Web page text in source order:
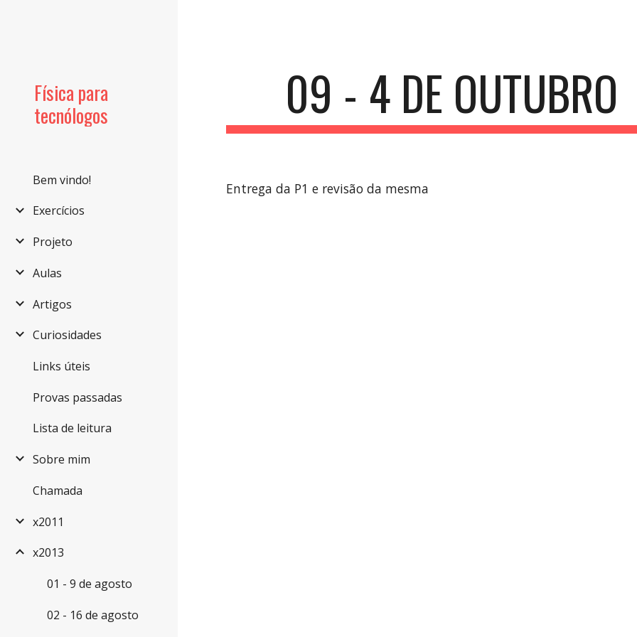
Física para
tecnólogos
Bem vindo!
Exercícios
Projeto
Aulas
Artigos
Curiosidades
Links úteis
Provas passadas
Lista de leitura
Sobre mim
Chamada
x2011
x2013
01 - 9 de agosto
02 - 16 de agosto
09 - 4 DE OUTUBRO
Entrega da P1 e revisão da mesma